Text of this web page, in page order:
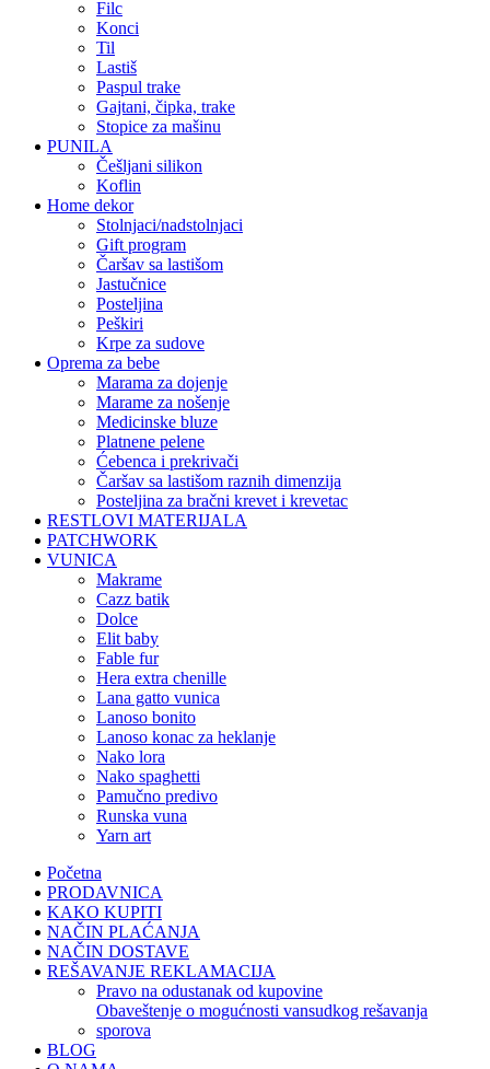
filc
konci
til
lastiš
paspul trake
gajtani, čipka, trake
stopice za mašinu
PUNILA
češljani silikon
koflin
Home dekor
stolnjaci/nadstolnjaci
gift program
čaršav sa lastišom
jastučnice
posteljina
peškiri
krpe za sudove
Oprema za bebe
marama za dojenje
marame za nošenje
medicinske bluze
platnene pelene
ćebenca i prekrivači
čaršav sa lastišom raznih dimenzija
posteljina za bračni krevet i krevetac
RESTLOVI MATERIJALA
PATCHWORK
VUNICA
makrame
cazz batik
dolce
elit baby
fable fur
hera extra chenille
lana gatto vunica
lanoso bonito
lanoso konac za heklanje
nako lora
nako spaghetti
pamučno predivo
runska vuna
yarn art
Početna
PRODAVNICA
KAKO KUPITI
NAČIN PLAĆANJA
NAČIN DOSTAVE
REŠAVANJE REKLAMACIJA
pravo na odustanak od kupovine
obaveštenje o mogućnosti vansudkog rešavanja
sporova
BLOG